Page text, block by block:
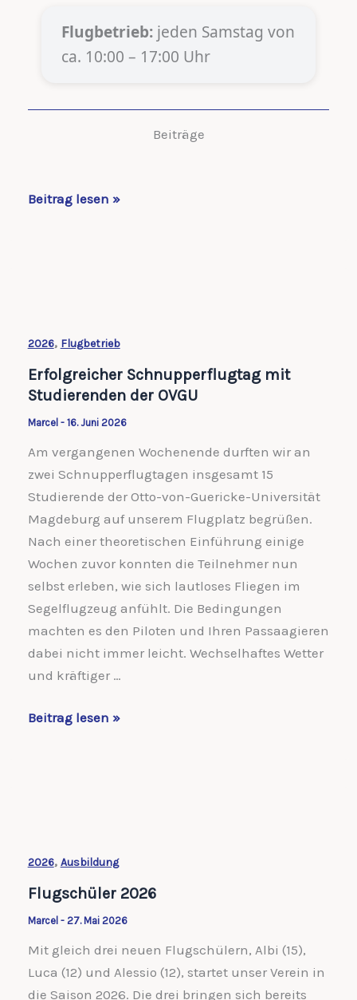
Flugbetrieb: jeden Samstag von
ca. 10:00 – 17:00 Uhr
Beiträge
Aktuelles
Beitrag lesen »
2026, Flugbetrieb
Erfolgreicher Schnupperflugtag mit
Studierenden der OVGU
Marcel - 16. Juni 2026
Am vergangenen Wochenende durften wir an
zwei Schnupperflugtagen insgesamt 15
Studierende der Otto-von-Guericke-Universität
Magdeburg auf unserem Flugplatz begrüßen.
Nach einer theoretischen Einführung einige
Wochen zuvor konnten die Teilnehmer nun
selbst erleben, wie sich lautloses Fliegen im
Segelflugzeug anfühlt. Die Bedingungen
machten es den Piloten und Ihren Passaagieren
dabei nicht immer leicht. Wechselhaftes Wetter
und kräftiger …
Erfolgreicher
Beitrag lesen »
2026, Ausbildung
Flugschüler 2026
Marcel - 27. Mai 2026
Mit gleich drei neuen Flugschülern, Albi (15),
Luca (12) und Alessio (12), startet unser Verein in
die Saison 2026. Die drei bringen sich bereits